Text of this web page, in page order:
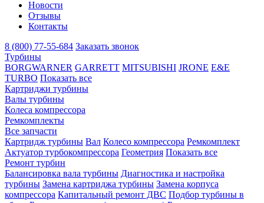
Новости
Отзывы
Контакты
8 (800) 77-55-684 Заказать звонок
Турбины
BORGWARNER GARRETT MITSUBISHI JRONE E&E
TURBO Показать все
Картриджи турбины
Валы турбины
Колеса компрессора
Ремкомплекты
Все запчасти
Картридж турбины Вал Колесо компрессора Ремкомплект
Актуатор турбокомпрессора Геометрия Показать все
Ремонт турбин
Балансировка вала турбины Диагностика и настройка
турбины Замена картриджа турбины Замена корпуса
компрессора Капитальный ремонт ДВС Подбор турбины в